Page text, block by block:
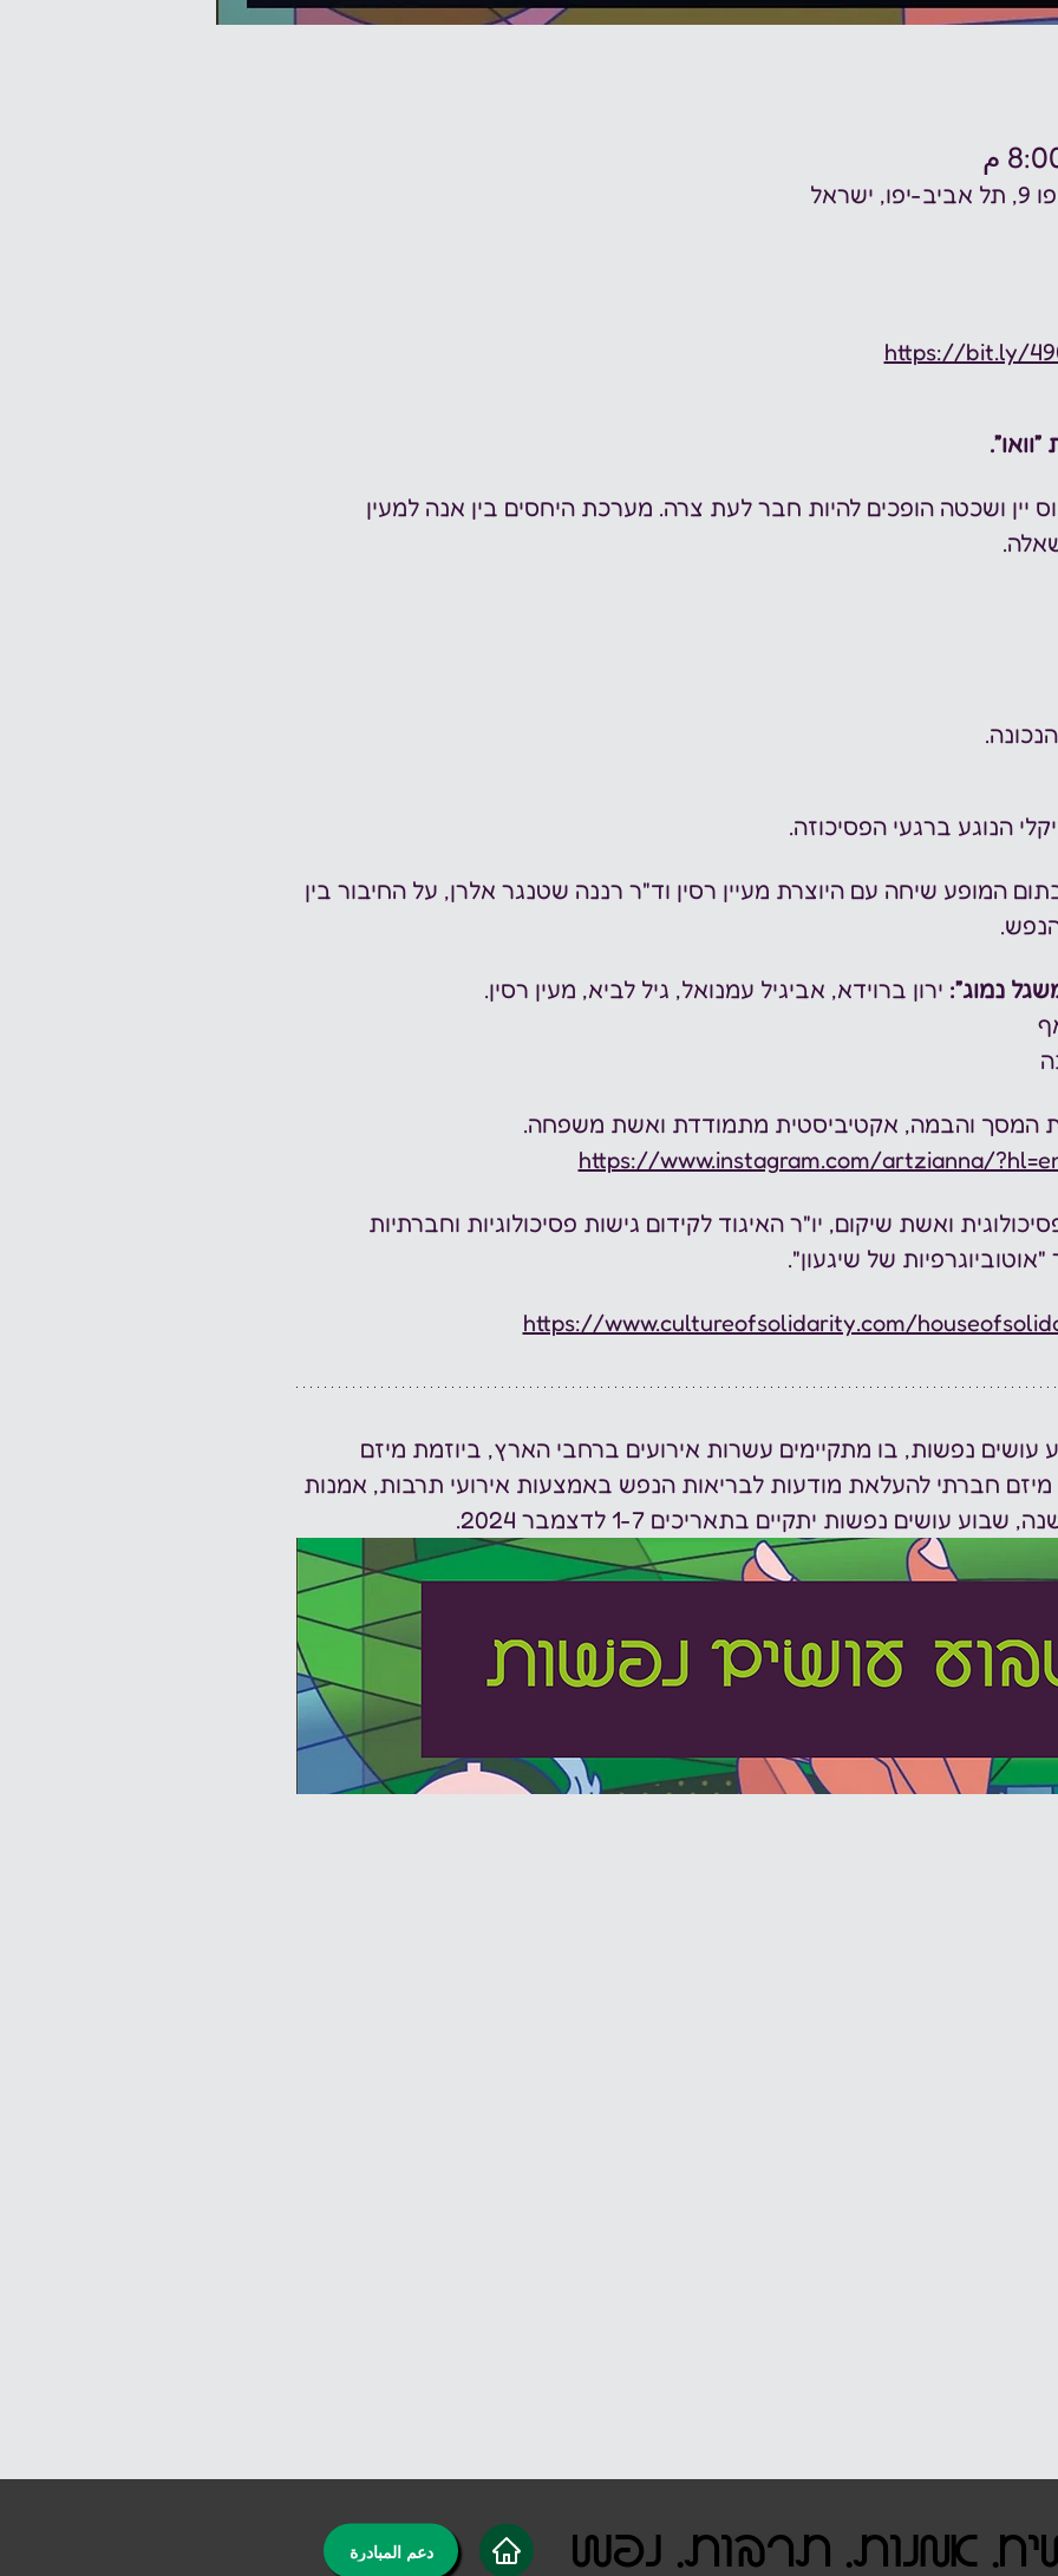
https://bit.ly/
יין ושכטה הופכים להיות חבר לעת צרה. מערכת היחסים בין אנה למעין
כ-35 דק ובתום המופע שיחה עם היוצרת מעיין רסין וד"ר רננה שטנגר אלרן, על החיבור בין
נמוג״: ירון ברוידא, אביגיל עמנואל, גיל לביא, מעין רסין.
המסך והבמה, אקטיביסטית מתמודדת ואשת משפחה.
https://www.instagram.com/artzianna/
ואשת שיקום, יו"ר האיגוד לקידום גישות פסיכולוגיות וחברתיות
של שיגעון".
https://www.cultureofsolidarity.com/
עושים נפשות, בו מתקיימים עשרות אירועים ברחבי הארץ, ביוזמת מיזם
חברתי להעלאת מודעות לבריאות הנפש באמצעות אירועי תרבות, אמנות
עושים נפשות יתקיים בתאריכים 1-7 לדצמבר 2024.
دعم المبادرة אמנות. תרבות. נפש